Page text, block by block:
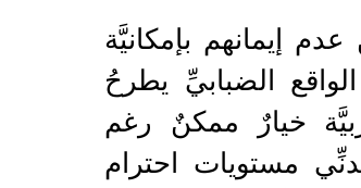
إيمانهم بإمكانيَّة
الضبابيِّ يطرحُ
خيارٌ ممكنٌ رغم
مستويات احترام